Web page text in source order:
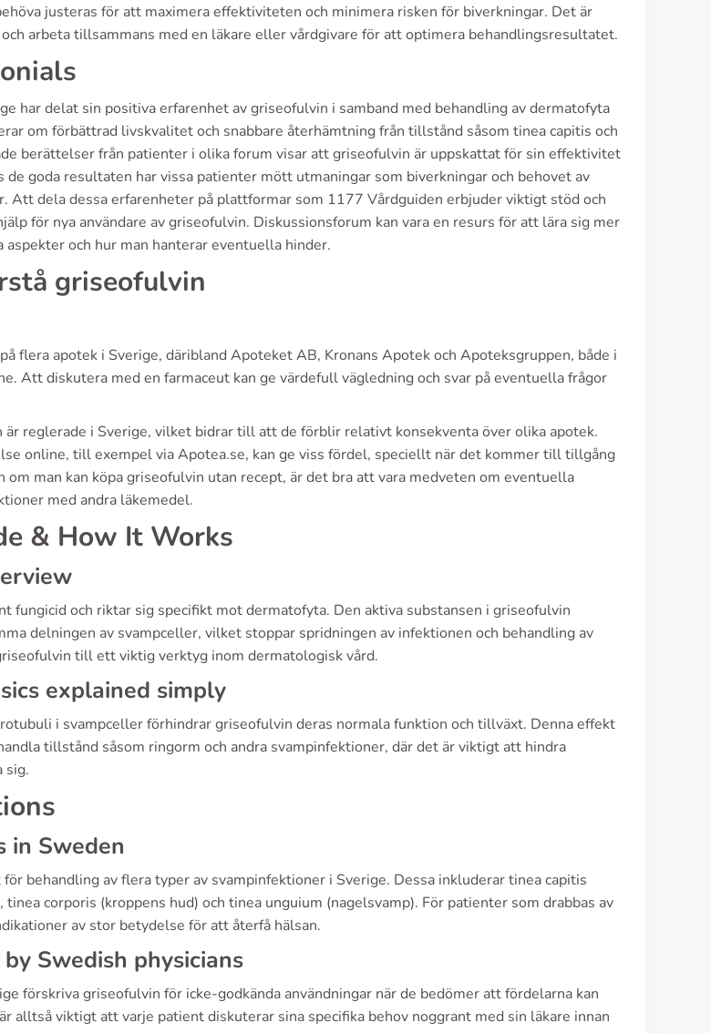
justeras för att maximera effektiviteten och minimera risken för biverkningar. Det är
arbeta tillsammans med en läkare eller vårdgivare för att optimera behandlingsresultatet.
har delat sin positiva erfarenhet av griseofulvin i samband med behandling av dermatofyta
om förbättrad livskvalitet och snabbare återhämtning från tillstånd såsom tinea capitis och
berättelser från patienter i olika forum visar att griseofulvin är uppskattat för sin effektivitet
goda resultaten har vissa patienter mött utmaningar som biverkningar och behovet av
Att dela dessa erfarenheter på plattformar som 1177 Vårdguiden erbjuder viktigt stöd och
för nya användare av griseofulvin. Diskussionsforum kan vara en resurs för att lära sig mer
aspekter och hur man hanterar eventuella hinder.
griseofulvin
flera apotek i Sverige, däribland Apoteket AB, Kronans Apotek och Apoteksgruppen, både i
Att diskutera med en farmaceut kan ge värdefull vägledning och svar på eventuella frågor
är reglerade i Sverige, vilket bidrar till att de förblir relativt konsekventa över olika apotek.
online, till exempel via Apotea.se, kan ge viss fördel, speciellt när det kommer till tillgång
om man kan köpa griseofulvin utan recept, är det bra att vara medveten om eventuella
med andra läkemedel.
& How It Works
fungicid och riktar sig specifikt mot dermatofyta. Den aktiva substansen i griseofulvin
delningen av svampceller, vilket stoppar spridningen av infektionen och behandling av
till ett viktig verktyg inom dermatologisk vård.
explained simply
i svampceller förhindrar griseofulvin deras normala funktion och tillväxt. Denna effekt
tillstånd såsom ringorm och andra svampinfektioner, där det är viktigt att hindra
sig.
in Sweden
behandling av flera typer av svampinfektioner i Sverige. Dessa inkluderar tinea capitis
tinea corporis (kroppens hud) och tinea unguium (nagelsvamp). För patienter som drabbas av
av stor betydelse för att återfå hälsan.
Swedish physicians
förskriva griseofulvin för icke-godkända användningar när de bedömer att fördelarna kan
alltså viktigt att varje patient diskuterar sina specifika behov noggrant med sin läkare innan